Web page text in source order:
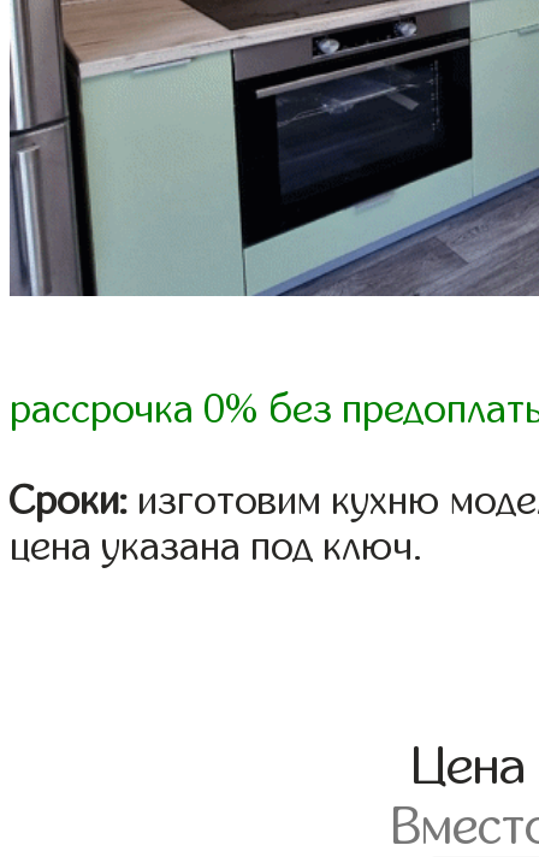
рассрочка 0% без
Сроки: изготовим кухню
цена указана под ключ.